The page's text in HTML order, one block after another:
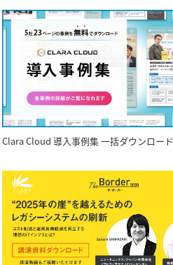
Clara Cloud 導入事例集 一括ダウンロード